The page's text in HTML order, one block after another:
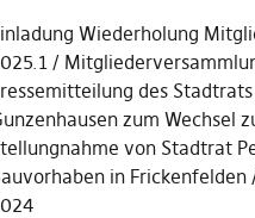
Wiederholung
des
zum Wechsel
von Stadtrat
in Frickenfelden